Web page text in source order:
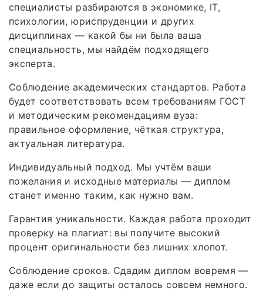
специалисты разбираются в экономике, IT,
психологии, юриспруденции и других
дисциплинах — какой бы ни была ваша
специальность, мы найдём подходящего
эксперта.
Соблюдение академических стандартов. Работа
будет соответствовать всем требованиям ГОСТ
и методическим рекомендациям вуза:
правильное оформление, чёткая структура,
актуальная литература.
Индивидуальный подход. Мы учтём ваши
пожелания и исходные материалы — диплом
станет именно таким, как нужно вам.
Гарантия уникальности. Каждая работа проходит
проверку на плагиат: вы получите высокий
процент оригинальности без лишних хлопот.
Соблюдение сроков. Сдадим диплом вовремя —
даже если до защиты осталось совсем немного.